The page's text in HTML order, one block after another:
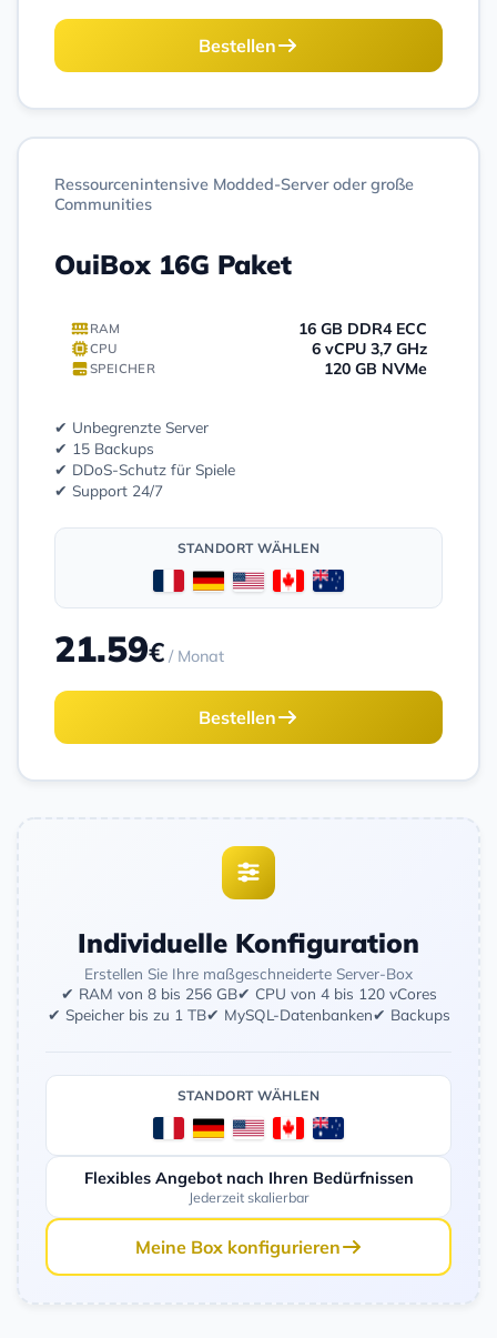
Bestellen
Ressourcenintensive Modded-Server oder große
Communities
OuiBox 16G Paket
RAM 16 GB DDR4 ECC
CPU 6 vCPU 3,7 GHz
SPEICHER 120 GB NVMe
✔ Unbegrenzte Server
✔ 15 Backups
✔ DDoS-Schutz für Spiele
✔ Support 24/7
STANDORT WÄHLEN
21.59€ / Monat
Bestellen
Individuelle Konfiguration
Erstellen Sie Ihre maßgeschneiderte Server-Box
✔ RAM von 8 bis 256 GB✔ CPU von 4 bis 120 vCores
✔ Speicher bis zu 1 TB✔ MySQL-Datenbanken✔ Backups
STANDORT WÄHLEN
Flexibles Angebot nach Ihren Bedürfnissen
Jederzeit skalierbar
Meine Box konfigurieren